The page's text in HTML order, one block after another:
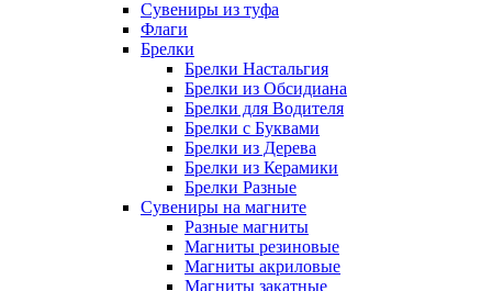
Сувениры из туфа
Флаги
Брелки
Брелки Настальгия
Брелки из Обсидиана
Брелки для Водителя
Брелки с Буквами
Брелки из Дерева
Брелки из Керамики
Брелки Разные
Сувениры на магните
Разные магниты
Магниты резиновые
Магниты акриловые
Магниты закатные